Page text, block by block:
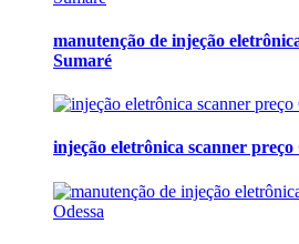
manutenção de injeção
Sumaré
injeção eletrônica scanner preço